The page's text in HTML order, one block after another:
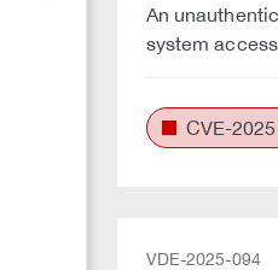
An
system
CVE-
VDE-2025-094